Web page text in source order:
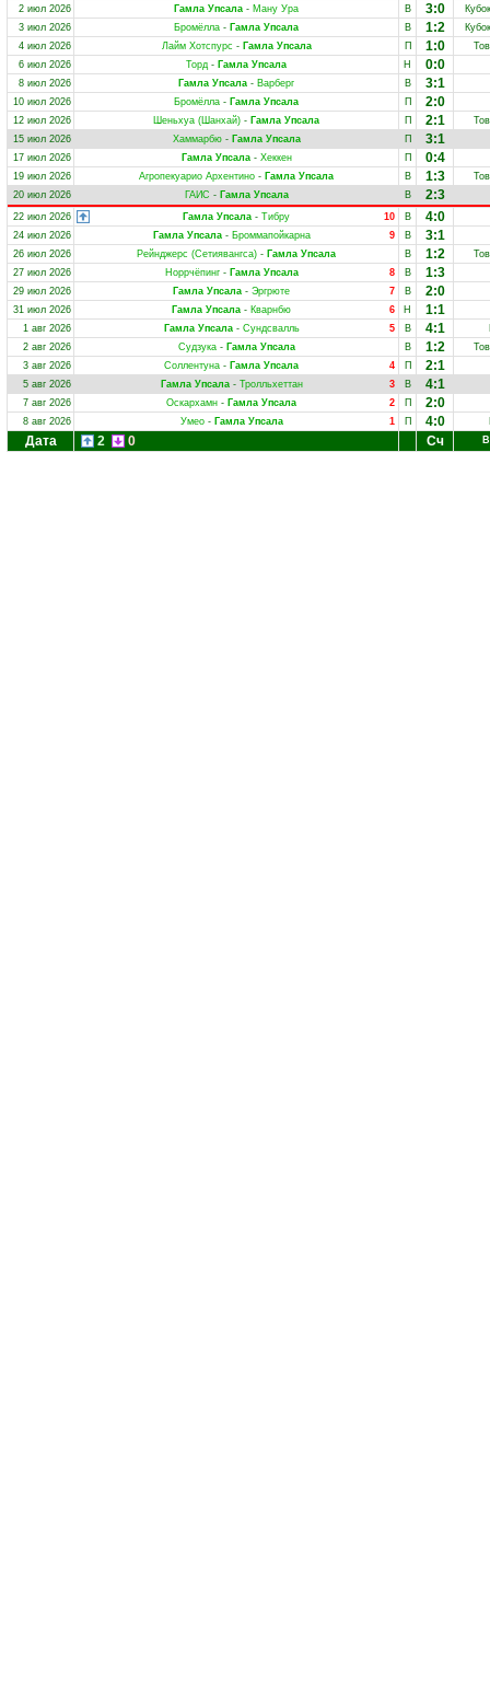
2 июл 2026
Гамла Упсала - Ману Ура В 3:0
3 июл 2026
Бромёлла - Гамла Упсала В 1:2
4 июл 2026
Лайм Хотспурс - Гамла Упсала П 1:0
6 июл 2026
Торд - Гамла Упсала Н 0:0
8 июл 2026 Гамла Упсала - Варберг В 3:1
10 июл 2026 Бромёлла - Гамла Упсала П 2:0
12 июл 2026 Шеньхуа (Шанхай) - Гамла Упсала П 2:1
15 июл 2026
Хаммарбю- Гамла Упсала П 3:1
17 июл 2026 Гамла Упсала- Хеккен П 0:4
19 июл 2026 Агропекуарио Архентино - Гамла Упсала В 1:3
20 июл 2026
ГАИС - Гамла Упсала В 2:3
22 июл 2026 10
Гамла Упсала - Тибру В 4:0
24 июл 2026 9
Гамла Упсала- Броммапойкарна В 3:1
26 июл 2026 Рейнджерс (Сетиявангса) - Гамла Упсала В 1:2
27 июл 2026
8
Норрчёпинг- Гамла Упсала В 1:3
29 июл 2026 7
Гамла Упсала - Эргрюте В 2:0
31 июл 2026 6
Гамла Упсала - Кварнбю Н 1:1
1 авг 2026 5
Гамла Упсала- Сундсвалль В 4:1
2 авг 2026
Судзука- Гамла Упсала В 1:2
3 авг 2026
4
Соллентуна - Гамла Упсала П 2:1
5 авг 2026 3
Гамла Упсала- Тролльхеттан В 4:1
7 авг 2026 2
Оскархамн - Гамла Упсала П 2:0
8 авг 2026 1
Умео- Гамла Упсала П 4:0
Дата 2 0 Сч